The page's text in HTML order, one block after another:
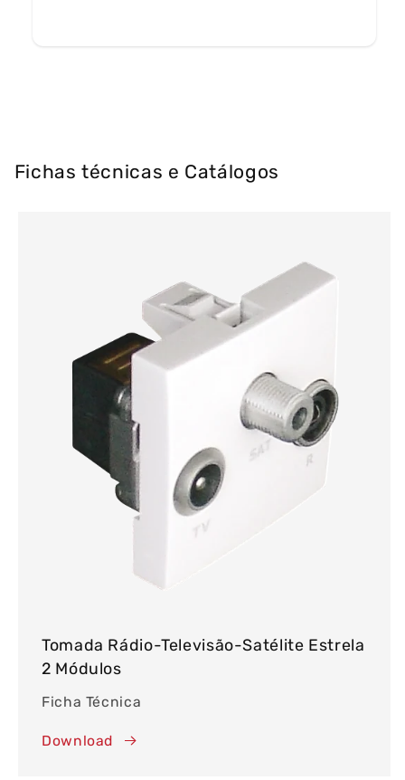
Fichas técnicas e Catálogos
Tomada Rádio-Televisão-Satélite Estrela
2 Módulos
Ficha Técnica
Download